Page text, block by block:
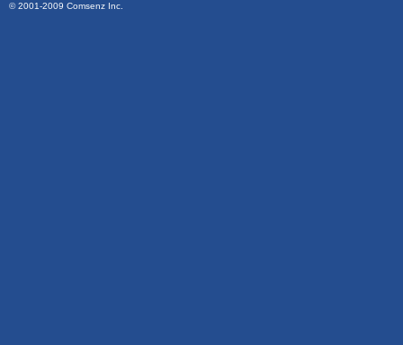
© 2001-2009 Comsenz Inc.